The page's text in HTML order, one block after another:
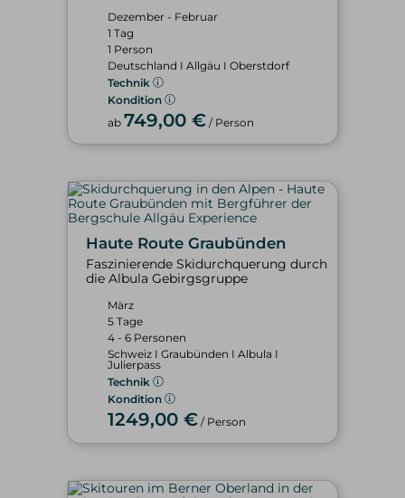
Dezember - Februar
1 Tag
1 Person
Deutschland I Allgäu I Oberstdorf
Technik
Kondition
ab 749,00 € / Person
Haute Route Graubünden
Faszinierende Skidurchquerung durch
die Albula Gebirgsgruppe
März
5 Tage
4 - 6 Personen
Schweiz I Graubünden I Albula I
Julierpass
Technik
Kondition
1249,00 € / Person